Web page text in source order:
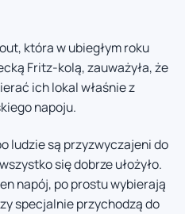
która w ubiegłym roku
Fritz-kolą, zauważyła, że
ich lokal właśnie z
napoju.
ludzie są przyzwyczajeni do
się dobrze ułożyło.
napój, po prostu wybierają
specjalnie przychodzą do